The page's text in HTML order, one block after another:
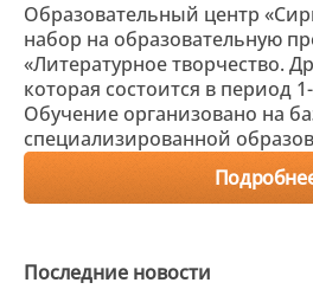
Образовательный центр
набор на образовательную
«Литературное творчество.
которая состоится в период
Обучение организовано на
специализированной
Последние новости